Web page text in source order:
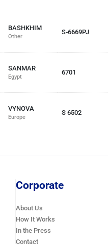
BASHKHIM
Other
S-6669PJ
SANMAR
Egypt
6701
VYNOVA
Europe
S 6502
Corporate
About Us
How It Works
In the Press
Contact